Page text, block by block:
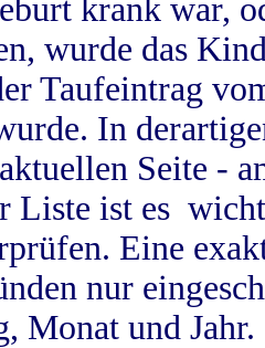
krank war,
wurde das
Taufeintrag
In
Seite -
Liste ist es
Eine
nur
Monat und Jahr.